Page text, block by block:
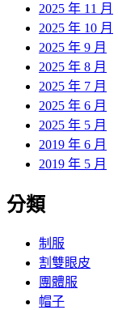
2025 年 11 月
2025 年 10 月
2025 年 9 月
2025 年 8 月
2025 年 7 月
2025 年 6 月
2025 年 5 月
2019 年 6 月
2019 年 5 月
分類
制服
割雙眼皮
團體服
帽子